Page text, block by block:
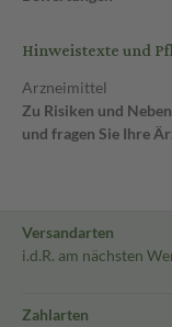
Hinweistexte und
Arzneimittel
Zu Risiken und
und fragen Sie Ihre
Versandarten
i.d.R. am nächsten
Zahlarten